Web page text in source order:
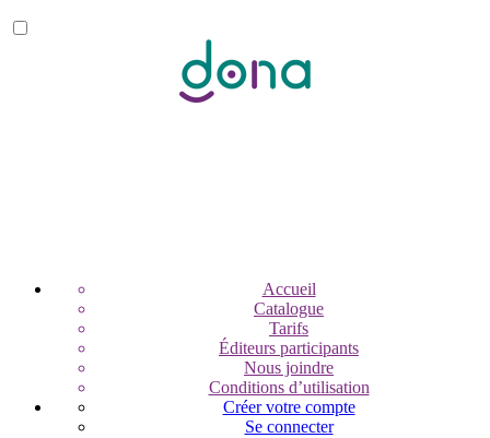
Accueil
Catalogue
Tarifs
Éditeurs participants
Nous joindre
Conditions d’utilisation
Créer votre compte
Se connecter